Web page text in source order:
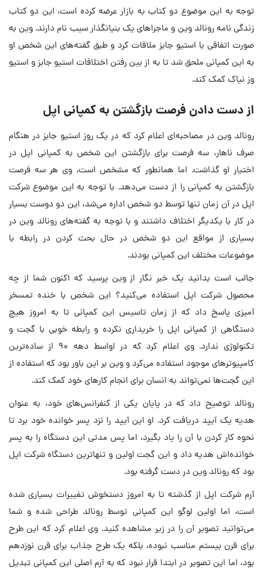
توجه به این موضوع دو کتاب به بازار عرضه کرده است، این دو کتاب
زندگی نامه رونالد وین و ماجراهای یک بنیانگذار سیب نام دارند. وین به
صورت اتفاقی با استیو جابز ملاقات کرد و طبق گفته‌های این شخص او
به این کمپانی ملحق شد تا به از بین رفتن اختلافات استیو جابز و استیو
وز نیاک کمک کند.
از دست دادن فرصت بازگشتن به کمپانی اپل
رونالد وین در مصاحبه‌ای اعلام کرد که در یک روز استیو جابز در هنگام
صرف ناهار، سه فرصت برای بازگشتن این شخص به کمپانی اپل در
اختیار او گذاشت. اما همانطور که مشخص است، وی هر سه فرصت
بازگشتن به کمپانی را از دست می‌دهد. با توجه به این موضوع شرکت
اپل در آن زمان تنها توسط دو شخص اداره می‌شد، این دو دوست بسیار
در کار با یکدیگر اختلاف داشتند و با توجه به گفته‌های رونالد وین در
بسیاری از مواقع این دو شخص در حال بحث کردن در رابطه با
موضوعات مختلف این کمپانی بودند.
جالب است بدانید یک خبر نگار از وین پرسید که اکنون شما از چه
محصول شرکت اپل استفاده می‌کنید؟ این شخص با خنده تمسخر
آمیزی پاسخ داد که از زمان تاسیس این کمپانی تا به امروز هیچ
دستگاهی از کمپانی اپل را خریداری نکرده و رابطه خوبی با گجت و
تکنولوژی ندارد. وی اعلام کرد که در اواسط دهه ۹۰ از ساده‌ترین
کامپیوترهای موجود استفاده می‌کرد و وین بر این باور بود که استفاده از
این گجت‌ها نمی‌تواند به انسان برای انجام کارهای خود کمک کند.
رونالد توضیح داد که در پایان یکی از کنفرانس‌های خود، به عنوان
هدیه یک آیپد دریافت کرد. او این آیپد را نزد پسر خوانده خود برد تا
نحوه کار کردن با آن را یاد بگیرد، اما پس مدتی این دستگاه را به پسر
خوانده‌اش هدیه داد و این گجت اولین و تنهاترین دستگاه شرکت اپل
بود که رونالد وین در دست گرفته بود.
آرم شرکت اپل از گذشته تا به امروز دستخوش تغییرات بسیاری شده
است، اما اولین لوگو این کمپانی توسط رونالد طراحی شده و شما
می‌توانید تصویر آن را در زیر مشاهده کنید. وی اعلام کرد که این طرح
برای قرن بیستم مناسب نبوده، بلکه یک طرح جذاب برای قرن نوزدهم
بود، اما این تصویر در ابتدا قرار نبود که به آرم اصلی این کمپانی تبدیل